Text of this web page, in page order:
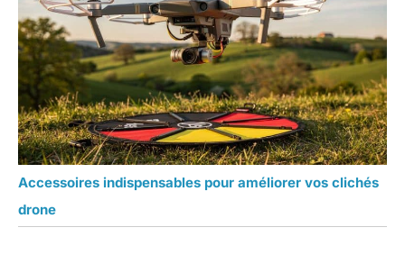
Accessoires indispensables pour améliorer vos clichés
drone